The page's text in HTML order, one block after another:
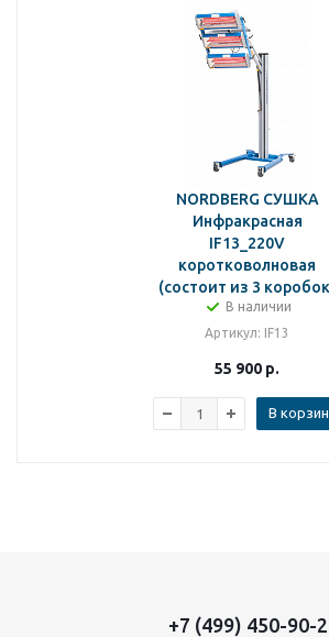
NORDBERG СУШКА
Инфракрасная
IF13_220V
коротковолновая
(состоит из 3
В наличии
Артикул: IF13
55 900 р.
В
+7 (499) 450-90-